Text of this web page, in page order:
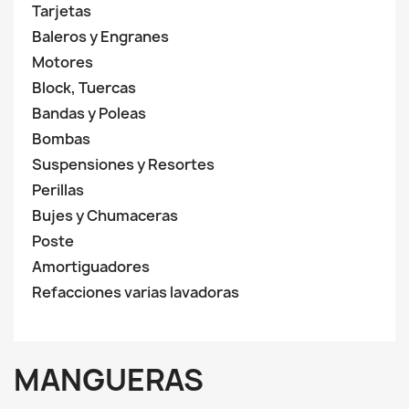
Tarjetas
Baleros y Engranes
Motores
Block, Tuercas
Bandas y Poleas
Bombas
Suspensiones y Resortes
Perillas
Bujes y Chumaceras
Poste
Amortiguadores
Refacciones varias lavadoras
MANGUERAS